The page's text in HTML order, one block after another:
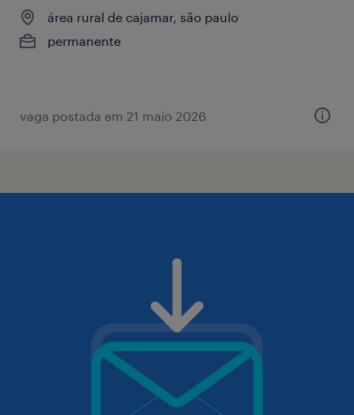
área rural de cajamar, são paulo
permanente
vaga postada em 21 maio 2026